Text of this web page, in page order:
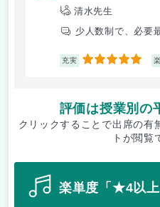
清水先生
少人数制で、必要
充実 5
評価は授業別の
クリックすることで出席の有
トが閲覧
楽単度「★4以